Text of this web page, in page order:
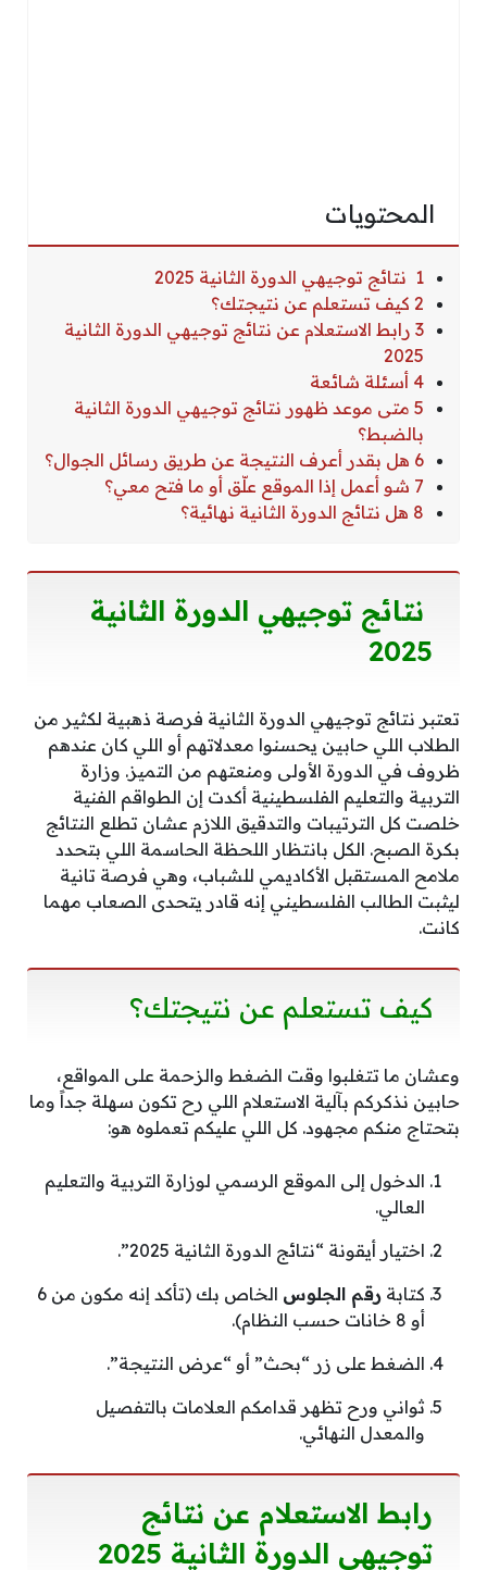
المحتويات
1 نتائج توجيهي الدورة الثانية 2025
2 كيف تستعلم عن نتيجتك؟
3 رابط الاستعلام عن نتائج توجيهي الدورة الثانية
2025
4 أسئلة شائعة
5 متى موعد ظهور نتائج توجيهي الدورة الثانية
بالضبط؟
6 هل بقدر أعرف النتيجة عن طريق رسائل الجوال؟
7 شو أعمل إذا الموقع علّق أو ما فتح معي؟
8 هل نتائج الدورة الثانية نهائية؟
نتائج توجيهي الدورة الثانية
2025
تعتبر نتائج توجيهي الدورة الثانية فرصة ذهبية لكثير من
الطلاب اللي حابين يحسنوا معدلاتهم أو اللي كان عندهم
ظروف في الدورة الأولى ومنعتهم من التميز. وزارة
التربية والتعليم الفلسطينية أكدت إن الطواقم الفنية
خلصت كل الترتيبات والتدقيق اللازم عشان تطلع النتائج
بكرة الصبح. الكل بانتظار اللحظة الحاسمة اللي بتحدد
ملامح المستقبل الأكاديمي للشباب، وهي فرصة تانية
ليثبت الطالب الفلسطيني إنه قادر يتحدى الصعاب مهما
كانت.
كيف تستعلم عن نتيجتك؟
وعشان ما تتغلبوا وقت الضغط والزحمة على المواقع،
حابين نذكركم بآلية الاستعلام اللي رح تكون سهلة جداً وما
بتحتاج منكم مجهود. كل اللي عليكم تعملوه هو:
الدخول إلى الموقع الرسمي لوزارة التربية والتعليم
العالي.
اختيار أيقونة “نتائج الدورة الثانية 2025”.
كتابة رقم الجلوس
الخاص بك (تأكد إنه مكون من 6
أو 8 خانات حسب النظام).
الضغط على زر “بحث” أو “عرض النتيجة”.
ثواني ورح تظهر قدامكم العلامات بالتفصيل
والمعدل النهائي.
رابط الاستعلام عن نتائج
توجيهي الدورة الثانية 2025